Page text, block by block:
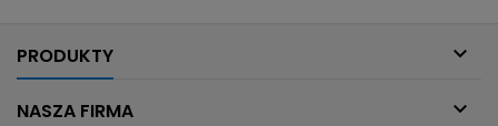
PRODUKTY 
NASZA FIRMA 